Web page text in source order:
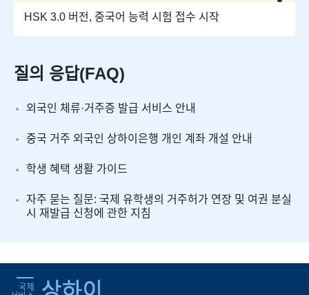
HSK 3.0 버전, 중국어 능력 시험 접수 시작
질의 응답(FAQ)
외국인 체류·거주증 발급 서비스 안내
중국 거주 외국인 상하이은행 개인 계좌 개설 안내
학생 혜택 생활 가이드
자주 묻는 질문: 국제 유학생의 거주허가 연장 및 여권 분실
시 재발급 신청에 관한 지침